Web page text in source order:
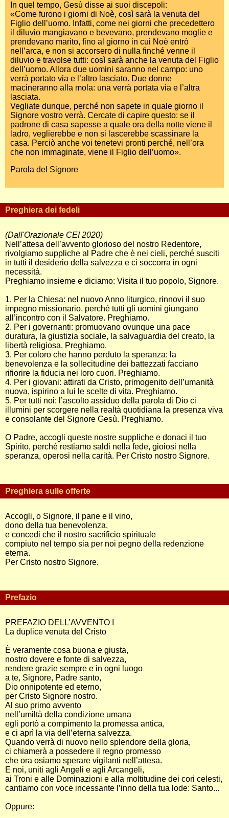
In quel tempo, Gesù disse ai suoi discepoli:
«Come furono i giorni di Noè, così sarà la venuta del
Figlio dell’uomo. Infatti, come nei giorni che precedettero
il diluvio mangiavano e bevevano, prendevano moglie e
prendevano marito, fino al giorno in cui Noè entrò
nell’arca, e non si accorsero di nulla finché venne il
diluvio e travolse tutti: così sarà anche la venuta del Figlio
dell’uomo. Allora due uomini saranno nel campo: uno
verrà portato via e l’altro lasciato. Due donne
macineranno alla mola: una verrà portata via e l’altra
lasciata.
Vegliate dunque, perché non sapete in quale giorno il
Signore vostro verrà. Cercate di capire questo: se il
padrone di casa sapesse a quale ora della notte viene il
ladro, veglierebbe e non si lascerebbe scassinare la
casa. Perciò anche voi tenetevi pronti perché, nell’ora
che non immaginate, viene il Figlio dell’uomo».
Parola del Signore
Preghiera dei fedeli
(Dall'Orazionale CEI 2020)
Nell’attesa dell’avvento glorioso del nostro Redentore,
rivolgiamo suppliche al Padre che è nei cieli, perché susciti
in tutti il desiderio della salvezza e ci soccorra in ogni
necessità.
Preghiamo insieme e diciamo: Visita il tuo popolo, Signore.
1. Per la Chiesa: nel nuovo Anno liturgico, rinnovi il suo
impegno missionario, perché tutti gli uomini giungano
all’incontro con il Salvatore. Preghiamo.
2. Per i governanti: promuovano ovunque una pace
duratura, la giustizia sociale, la salvaguardia del creato, la
libertà religiosa. Preghiamo.
3. Per coloro che hanno perduto la speranza: la
benevolenza e la sollecitudine dei battezzati facciano
rifiorire la fiducia nei loro cuori. Preghiamo.
4. Per i giovani: attirati da Cristo, primogenito dell’umanità
nuova, ispirino a lui le scelte di vita. Preghiamo.
5. Per tutti noi: l’ascolto assiduo della parola di Dio ci
illumini per scorgere nella realtà quotidiana la presenza viva
e consolante del Signore Gesù. Preghiamo.
O Padre, accogli queste nostre suppliche e donaci il tuo
Spirito, perché restiamo saldi nella fede, gioiosi nella
speranza, operosi nella carità. Per Cristo nostro Signore.
Preghiera sulle offerte
Accogli, o Signore, il pane e il vino,
dono della tua benevolenza,
e concedi che il nostro sacrificio spirituale
compiuto nel tempo sia per noi pegno della redenzione
eterna.
Per Cristo nostro Signore.
Prefazio
PREFAZIO DELL’AVVENTO I
La duplice venuta del Cristo
È veramente cosa buona e giusta,
nostro dovere e fonte di salvezza,
rendere grazie sempre e in ogni luogo
a te, Signore, Padre santo,
Dio onnipotente ed eterno,
per Cristo Signore nostro.
Al suo primo avvento
nell’umiltà della condizione umana
egli portò a compimento la promessa antica,
e ci aprì la via dell’eterna salvezza.
Quando verrà di nuovo nello splendore della gloria,
ci chiamerà a possedere il regno promesso
che ora osiamo sperare vigilanti nell’attesa.
E noi, uniti agli Angeli e agli Arcangeli,
ai Troni e alle Dominazioni e alla moltitudine dei cori celesti,
cantiamo con voce incessante l’inno della tua lode: Santo...
Oppure: